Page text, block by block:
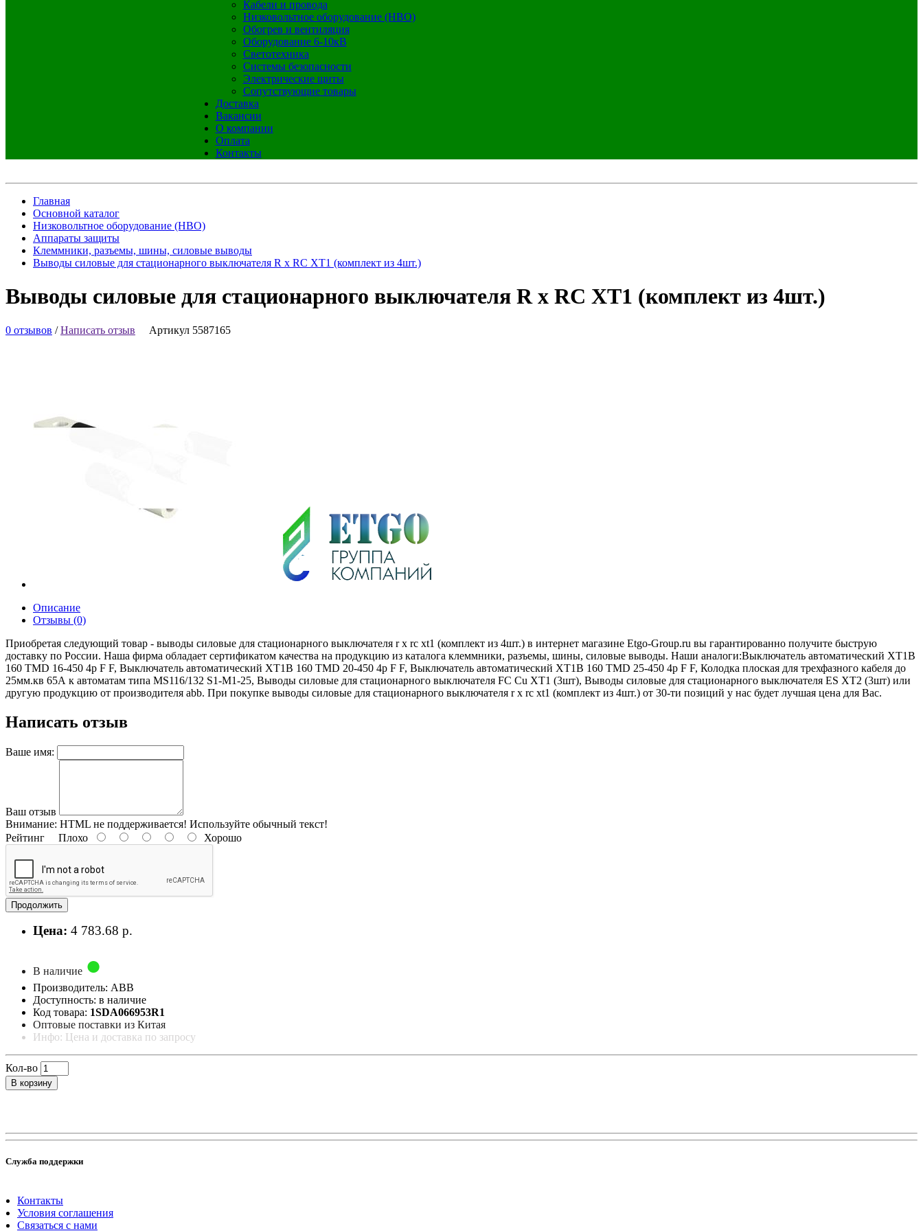
Кабели и провода
Низковольтное оборудование (НВО)
Обогрев и вентиляция
Оборудование 6-10кВ
Светотехника
Системы безопасности
Электрические щиты
Сопутствующие товары
Доставка
Вакансии
О компании
Оплата
Контакты
Главная
Основной каталог
Низковольтное оборудование (НВО)
Аппараты защиты
Клеммники, разъемы, шины, силовые выводы
Выводы силовые для стационарного выключателя R x RC XT1 (комплект из 4шт.)
Выводы силовые для стационарного выключателя R x RC XT1 (комплект из 4шт.)
0 отзывов /Написать отзыв Артикул 5587165
Описание
Отзывы (0)
Приобретая следующий товар - выводы силовые для стационарного выключателя r x rc xt1 (комплект из 4шт.) в интернет магазине Etgo-Group.ru вы гарантированно получите быструю
доставку по России. Наша фирма обладает сертификатом качества на продукцию из каталога клеммники, разъемы, шины, силовые выводы. Наши аналоги:Выключатель автоматический XT1B
160 TMD 16-450 4p F F, Выключатель автоматический XT1B 160 TMD 20-450 4p F F, Выключатель автоматический XT1B 160 TMD 25-450 4p F F, Колодка плоская для трехфазного кабеля до
25мм.кв 65А к автоматам типа MS116/132 S1-M1-25, Выводы силовые для стационарного выключателя FC Cu XT1 (3шт), Выводы силовые для стационарного выключателя ES XT2 (3шт) или
другую продукцию от производителя abb. При покупке выводы силовые для стационарного выключателя r x rc xt1 (комплект из 4шт.) от 30-ти позиций у нас будет лучшая цена для Вас.
Написать отзыв
Ваше имя:
Ваш отзыв
Внимание: HTML не поддерживается! Используйте обычный текст!
Рейтинг Плохо Хорошо
Продолжить
Цена: 4 783.68 р.
В наличие
Производитель: ABB
Доступность: в наличие
Код товара: 1SDA066953R1
Оптовые поставки из Китая
Инфо: Цена и доставка по запросу
Кол-во
В корзину
Служба поддержки
Контакты
Условия соглашения
Связаться с нами